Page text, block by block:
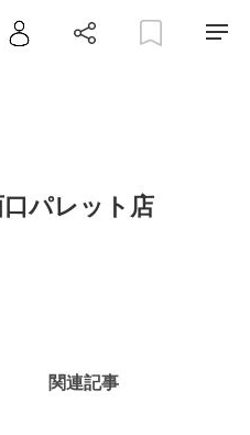
パレット店
関連記事